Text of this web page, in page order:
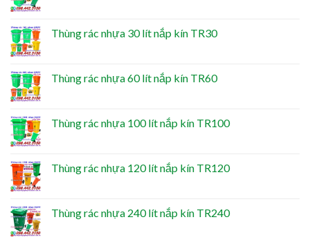
Thùng rác nhựa 30 lít nắp kín TR30
Thùng rác nhựa 60 lít nắp kín TR60
Thùng rác nhựa 100 lít nắp kín TR100
Thùng rác nhựa 120 lít nắp kín TR120
Thùng rác nhựa 240 lít nắp kín TR240